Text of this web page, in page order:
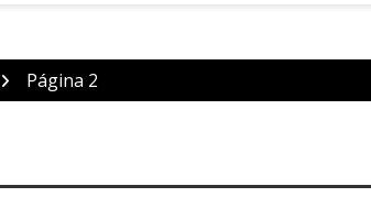
Página 2